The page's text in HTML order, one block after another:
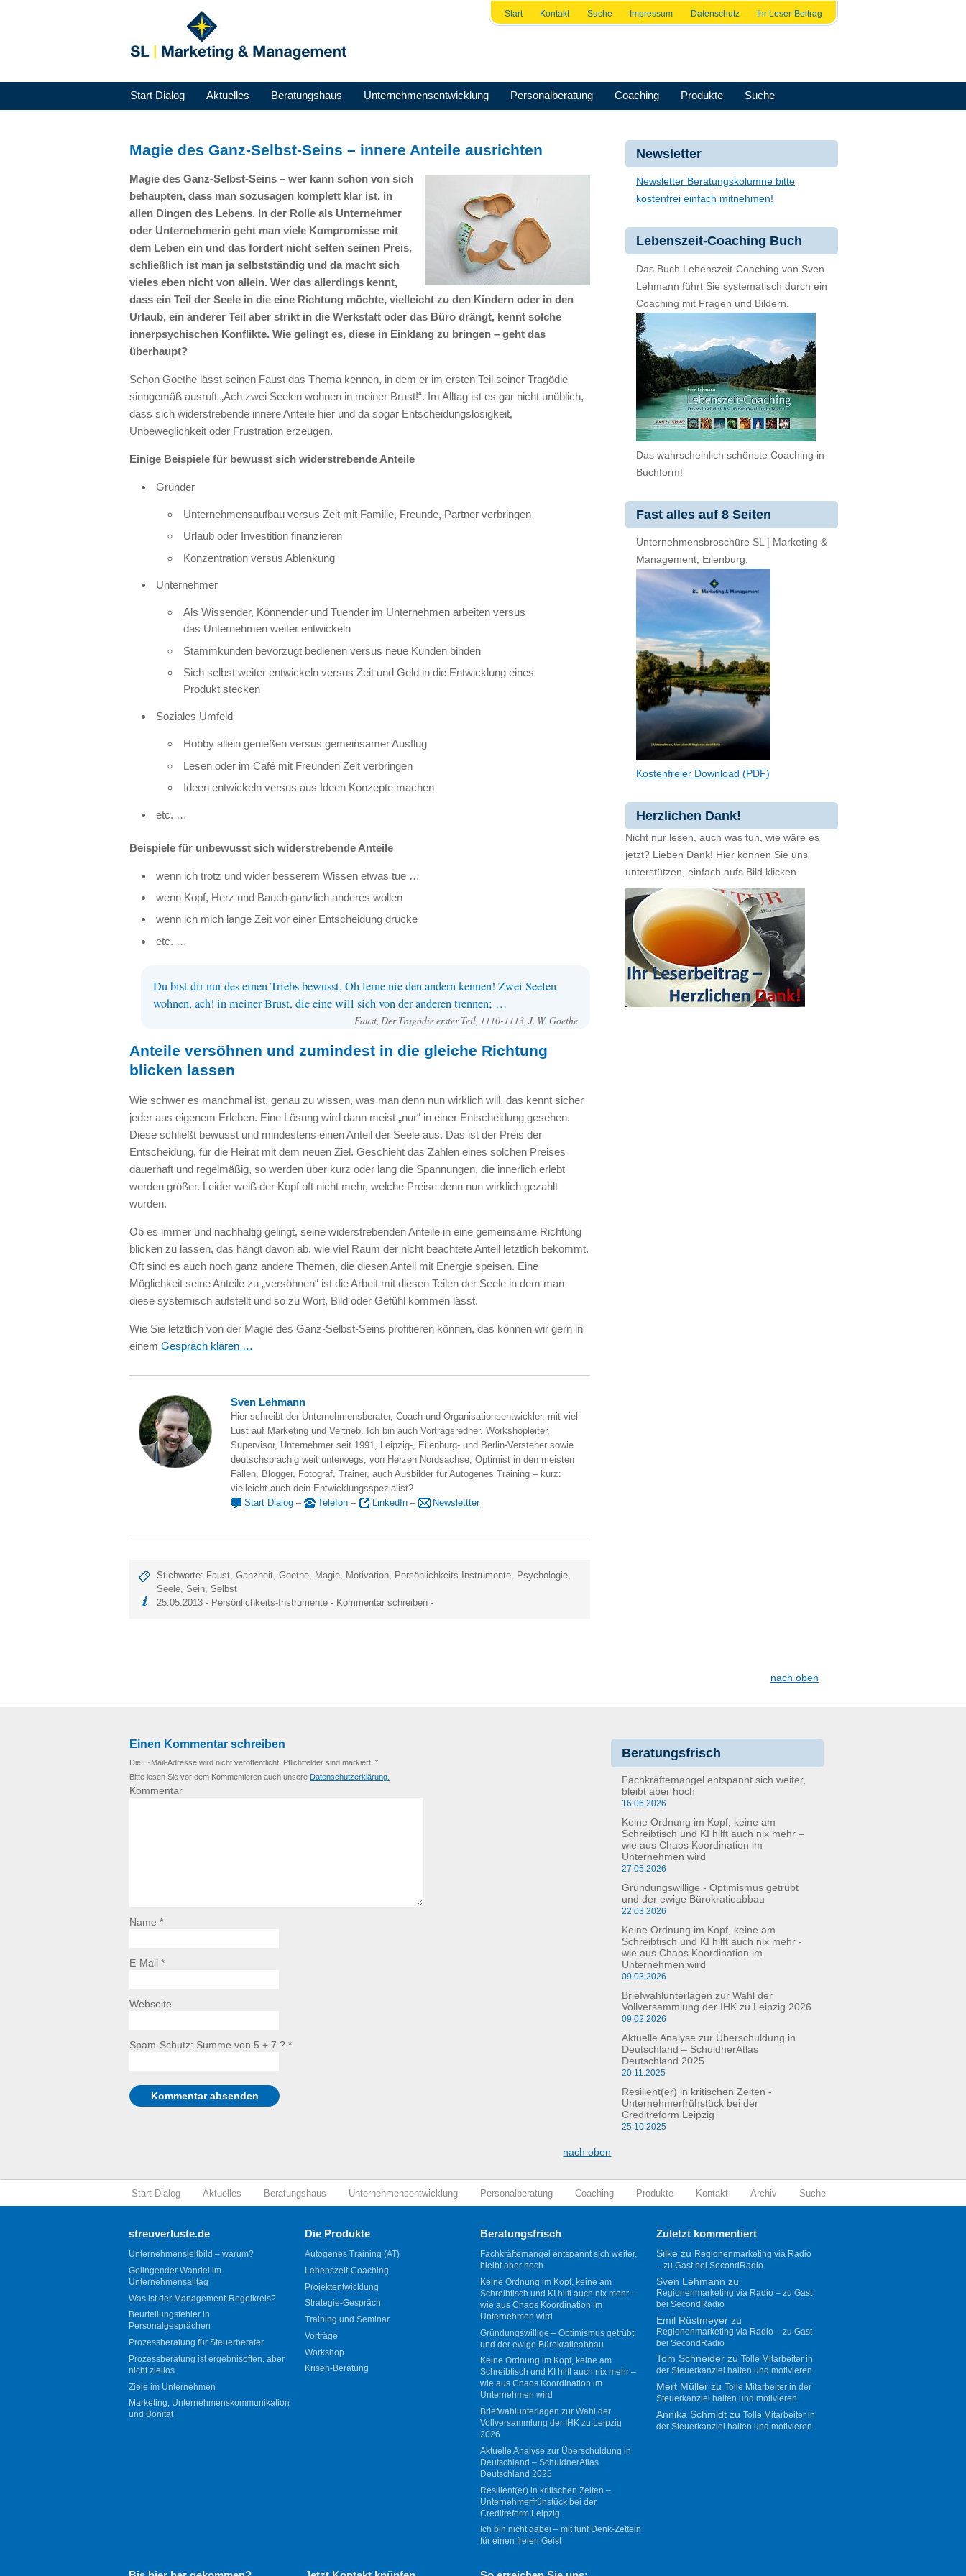
Start Kontakt Suche Impressum Datenschutz Ihr Leser-Beitrag
Start Dialog Aktuelles Beratungshaus Unternehmensentwicklung Personalberatung Coaching Produkte Suche
Magie des Ganz-Selbst-Seins – innere Anteile ausrichten
Magie des Ganz-Selbst-Seins – wer kann schon von sich
behaupten, dass man sozusagen komplett klar ist, in
allen Dingen des Lebens. In der Rolle als Unternehmer
oder Unternehmerin geht man viele Kompromisse mit
dem Leben ein und das fordert nicht selten seinen Preis,
schließlich ist man ja selbstständig und da macht sich
vieles eben nicht von allein. Wer das allerdings kennt,
dass ein Teil der Seele in die eine Richtung möchte, vielleicht zu den Kindern oder in den
Urlaub, ein anderer Teil aber strikt in die Werkstatt oder das Büro drängt, kennt solche
innerpsychischen Konflikte. Wie gelingt es, diese in Einklang zu bringen – geht das
überhaupt?
Schon Goethe lässt seinen Faust das Thema kennen, in dem er im ersten Teil seiner Tragödie
sinngemäß ausruft „Ach zwei Seelen wohnen in meiner Brust!“. Im Alltag ist es gar nicht unüblich,
dass sich widerstrebende innere Anteile hier und da sogar Entscheidungslosigkeit,
Unbeweglichkeit oder Frustration erzeugen.
Einige Beispiele für bewusst sich widerstrebende Anteile
Gründer
Unternehmensaufbau versus Zeit mit Familie, Freunde, Partner verbringen
Urlaub oder Investition finanzieren
Konzentration versus Ablenkung
Unternehmer
Als Wissender, Könnender und Tuender im Unternehmen arbeiten versus
das Unternehmen weiter entwickeln
Stammkunden bevorzugt bedienen versus neue Kunden binden
Sich selbst weiter entwickeln versus Zeit und Geld in die Entwicklung eines
Produkt stecken
Soziales Umfeld
Hobby allein genießen versus gemeinsamer Ausflug
Lesen oder im Café mit Freunden Zeit verbringen
Ideen entwickeln versus aus Ideen Konzepte machen
etc. …
Beispiele für unbewusst sich widerstrebende Anteile
wenn ich trotz und wider besserem Wissen etwas tue …
wenn Kopf, Herz und Bauch gänzlich anderes wollen
wenn ich mich lange Zeit vor einer Entscheidung drücke
etc. …
Du bist dir nur des einen Triebs bewusst, Oh lerne nie den andern kennen! Zwei Seelen
wohnen, ach! in meiner Brust, die eine will sich von der anderen trennen; …
Faust, Der Tragödie erster Teil, 1110-1113, J. W. Goethe
Anteile versöhnen und zumindest in die gleiche Richtung
blicken lassen
Wie schwer es manchmal ist, genau zu wissen, was man denn nun wirklich will, das kennt sicher
jeder aus eigenem Erleben. Eine Lösung wird dann meist „nur“ in einer Entscheidung gesehen.
Diese schließt bewusst und mindestens einen Anteil der Seele aus. Das ist der Preis der
Entscheidung, für die Heirat mit dem neuen Ziel. Geschieht das Zahlen eines solchen Preises
dauerhaft und regelmäßig, so werden über kurz oder lang die Spannungen, die innerlich erlebt
werden größer. Leider weiß der Kopf oft nicht mehr, welche Preise denn nun wirklich gezahlt
wurden.
Ob es immer und nachhaltig gelingt, seine widerstrebenden Anteile in eine gemeinsame Richtung
blicken zu lassen, das hängt davon ab, wie viel Raum der nicht beachtete Anteil letztlich bekommt.
Oft sind es auch noch ganz andere Themen, die diesen Anteil mit Energie speisen. Eine
Möglichkeit seine Anteile zu „versöhnen“ ist die Arbeit mit diesen Teilen der Seele in dem man
diese systemisch aufstellt und so zu Wort, Bild oder Gefühl kommen lässt.
Wie Sie letztlich von der Magie des Ganz-Selbst-Seins profitieren können, das können wir gern in
einem Gespräch klären …
Sven Lehmann
Hier schreibt der Unternehmensberater, Coach und Organisationsentwickler, mit viel
Lust auf Marketing und Vertrieb. Ich bin auch Vortragsredner, Workshopleiter,
Supervisor, Unternehmer seit 1991, Leipzig-, Eilenburg- und Berlin-Versteher sowie
deutschsprachig weit unterwegs, von Herzen Nordsachse, Optimist in den meisten
Fällen, Blogger, Fotograf, Trainer, auch Ausbilder für Autogenes Training – kurz:
vielleicht auch dein Entwicklungsspezialist?
Start Dialog– Telefon– LinkedIn– Newslettter
Stichworte: Faust,Ganzheit,Goethe, Magie, Motivation, Persönlichkeits-Instrumente, Psychologie,
Seele,Sein,Selbst
25.05.2013 - Persönlichkeits-Instrumente - Kommentar schreiben -
Newsletter
Newsletter Beratungskolumne bitte
kostenfrei einfach mitnehmen!
Lebenszeit-Coaching Buch
Das Buch Lebenszeit-Coaching von Sven
Lehmann führt Sie systematisch durch ein
Coaching mit Fragen und Bildern.
Das wahrscheinlich schönste Coaching in
Buchform!
Fast alles auf 8 Seiten
Unternehmensbroschüre SL | Marketing &
Management, Eilenburg.
Kostenfreier Download (PDF)
Herzlichen Dank!
Nicht nur lesen, auch was tun, wie wäre es
jetzt? Lieben Dank! Hier können Sie uns
unterstützen, einfach aufs Bild klicken.
nach oben
Beratungsfrisch
Fachkräftemangel entspannt sich weiter,
bleibt aber hoch
16.06.2026
Keine Ordnung im Kopf, keine am
Schreibtisch und KI hilft auch nix mehr –
wie aus Chaos Koordination im
Unternehmen wird
27.05.2026
Gründungswillige - Optimismus getrübt
und der ewige Bürokratieabbau
22.03.2026
Keine Ordnung im Kopf, keine am
Schreibtisch und KI hilft auch nix mehr -
wie aus Chaos Koordination im
Unternehmen wird
09.03.2026
Briefwahlunterlagen zur Wahl der
Vollversammlung der IHK zu Leipzig 2026
09.02.2026
Aktuelle Analyse zur Überschuldung in
Deutschland – SchuldnerAtlas
Deutschland 2025
20.11.2025
Resilient(er) in kritischen Zeiten -
Unternehmerfrühstück bei der
Creditreform Leipzig
25.10.2025
Einen Kommentar schreiben
Die E-Mail-Adresse wird nicht veröffentlicht. Pflichtfelder sind markiert. *
Bitte lesen Sie vor dem Kommentieren auch unsere Datenschutzerklärung.
Kommentar
Name *
E-Mail *
Webseite
Spam-Schutz: Summe von 5 + 7 ? *
nach oben
Start Dialog Aktuelles Beratungshaus Unternehmensentwicklung Personalberatung Coaching Produkte Kontakt Archiv Suche
streuverluste.de
Unternehmensleitbild – warum?
Gelingender Wandel im
Unternehmensalltag
Was ist der Management-Regelkreis?
Beurteilungsfehler in
Personalgesprächen
Prozessberatung für Steuerberater
Prozessberatung ist ergebnisoffen, aber
nicht ziellos
Ziele im Unternehmen
Marketing, Unternehmenskommunikation
und Bonität
Die Produkte
Autogenes Training (AT)
Lebenszeit-Coaching
Projektentwicklung
Strategie-Gespräch
Training und Seminar
Vorträge
Workshop
Krisen-Beratung
Beratungsfrisch
Fachkräftemangel entspannt sich weiter,
bleibt aber hoch
Keine Ordnung im Kopf, keine am
Schreibtisch und KI hilft auch nix mehr –
wie aus Chaos Koordination im
Unternehmen wird
Gründungswillige – Optimismus getrübt
und der ewige Bürokratieabbau
Keine Ordnung im Kopf, keine am
Schreibtisch und KI hilft auch nix mehr –
wie aus Chaos Koordination im
Unternehmen wird
Briefwahlunterlagen zur Wahl der
Vollversammlung der IHK zu Leipzig
2026
Aktuelle Analyse zur Überschuldung in
Deutschland – SchuldnerAtlas
Deutschland 2025
Resilient(er) in kritischen Zeiten –
Unternehmerfrühstück bei der
Creditreform Leipzig
Ich bin nicht dabei – mit fünf Denk-Zetteln
für einen freien Geist
Zuletzt kommentiert
Silkezu Regionenmarketing via Radio
– zu Gast bei SecondRadio
Sven Lehmann zu
Regionenmarketing via Radio – zu Gast
bei SecondRadio
Emil Rüstmeyerzu
Regionenmarketing via Radio – zu Gast
bei SecondRadio
Tom Schneiderzu Tolle Mitarbeiter in
der Steuerkanzlei halten und motivieren
Mert Müllerzu Tolle Mitarbeiter in der
Steuerkanzlei halten und motivieren
Annika Schmidtzu Tolle Mitarbeiter in
der Steuerkanzlei halten und motivieren